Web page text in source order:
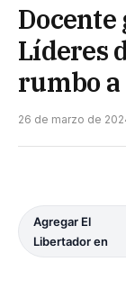
Líderes
rumbo a
26 de marzo de
Agregar El
Libertador en